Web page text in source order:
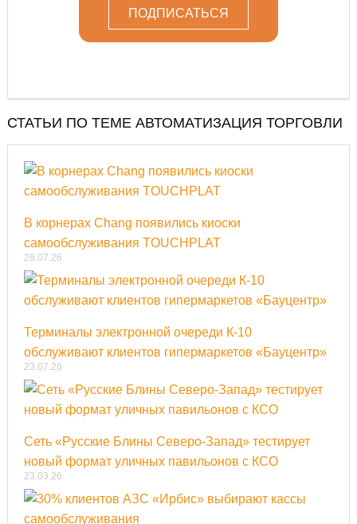
СТАТЬИ ПО ТЕМЕ АВТОМАТИЗАЦИЯ ТОРГОВЛИ
В корнерах Chang появились киоски
самообслуживания TOUCHPLAT
26.07.26
Терминалы электронной очереди К-10
обслуживают клиентов гипермаркетов «Бауцентр»
23.07.26
Сеть «Русские Блины Северо-Запад» тестирует
новый формат уличных павильонов с КСО
23.03.26